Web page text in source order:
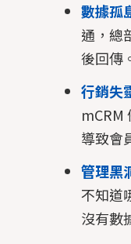
數據孤
通，總
後回傳
行銷失
mCRM
導致會
管理黑
不知道
沒有數